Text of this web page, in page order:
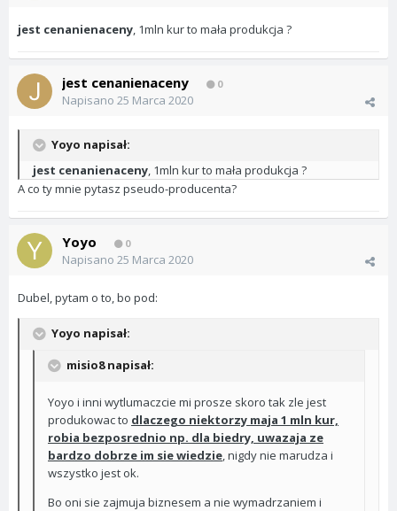
jest cenanienaceny, 1mln kur to mała produkcja ?
jest cenanienaceny 0
Napisano 25 Marca 2020
Yoyo napisał:
jest cenanienaceny, 1mln kur to mała produkcja ?
A co ty mnie pytasz pseudo-producenta?
Yoyo 0
Napisano 25 Marca 2020
Dubel, pytam o to, bo pod:
Yoyo napisał:
misio8 napisał:
Yoyo i inni wytlumaczcie mi prosze skoro tak zle jest
produkowac to dlaczego niektorzy maja 1 mln kur,
robia bezposrednio np. dla biedry, uwazaja ze
bardzo dobrze im sie wiedzie, nigdy nie marudza i
wszystko jest ok.
Bo oni sie zajmuja biznesem a nie wymadrzaniem i